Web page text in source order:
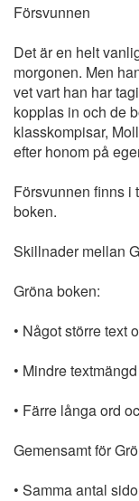
Försvunnen
Det är en helt
morgonen. Men
vet vart han har
kopplas in och de
klasskompisar,
efter honom på
Försvunnen finns i
boken.
Skillnader mellan
Gröna boken:
• Något större text
• Mindre textmängd
• Färre långa ord
Gemensamt för
• Samma antal